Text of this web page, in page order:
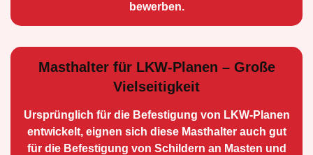
bewerben.
Masthalter für LKW-Planen – Große
Vielseitigkeit
Ursprünglich für die Be­festigung von LKW-Planen
entwickelt, eignen sich diese Masthalter auch gut
für die Befestigung von Schildern an Masten und